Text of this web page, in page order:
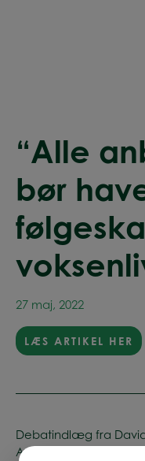
“Alle
bør
27 maj, 2022
LÆS ARTIKEL HER
Debatindlæg fra
Anbragtes Vilkår,